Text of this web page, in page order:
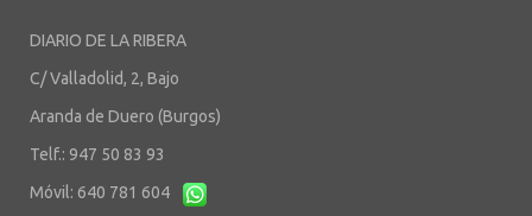
DIARIO DE LA RIBERA
C/ Valladolid, 2, Bajo
Aranda de Duero (Burgos)
Telf.: 947 50 83 93
Móvil: 640 781 604